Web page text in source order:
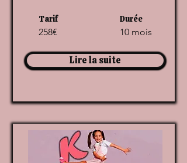
Tarif
258€
Durée
10 mois
Lire la suite